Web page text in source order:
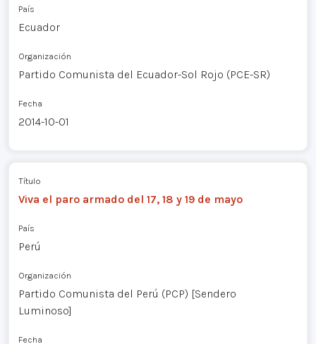
País
Ecuador
Organización
Partido Comunista del Ecuador-Sol Rojo (PCE-SR)
Fecha
2014-10-01
Título
Viva el paro armado del 17, 18 y 19 de mayo
País
Perú
Organización
Partido Comunista del Perú (PCP) [Sendero
Luminoso]
Fecha